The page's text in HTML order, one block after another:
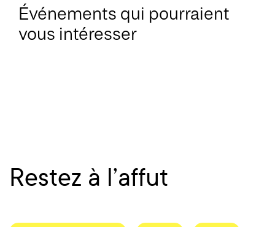
Événements qui pourraient
vous intéresser
Restez à l’affut